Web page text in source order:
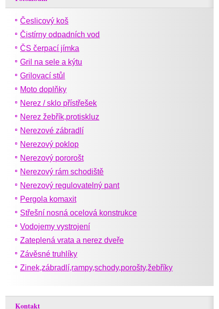
Česlicový koš
Čistírny odpadních vod
ČS čerpací jímka
Gril na sele a kýtu
Grilovací stůl
Moto doplňky
Nerez / sklo přístřešek
Nerez žebřík,protiskluz
Nerezové zábradlí
Nerezový poklop
Nerezový pororošt
Nerezový rám schodiště
Nerezový regulovatelný pant
Pergola komaxit
Střešní nosná ocelová konstrukce
Vodojemy vystrojení
Zateplená vrata a nerez dveře
Závěsné truhlíky
Zinek,zábradlí,rampy,schody,porošty,žebříky
Kontakt